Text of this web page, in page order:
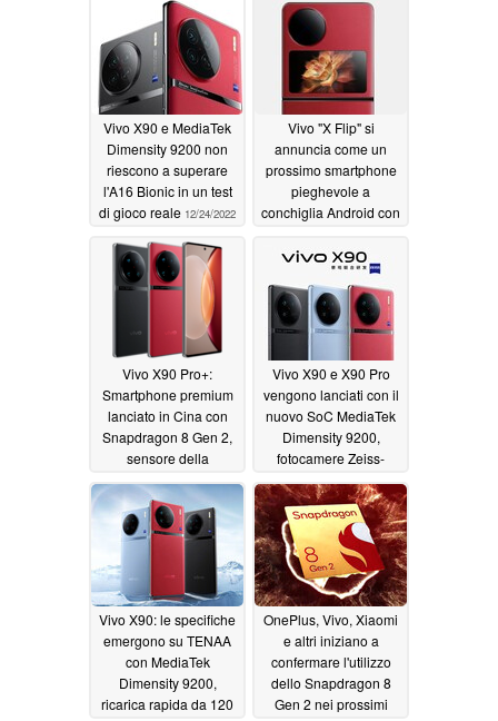
Vivo X90 e MediaTek
Dimensity 9200 non
riescono a superare
l'A16 Bionic in un test
di gioco reale 12/24/2022
Vivo "X Flip" si
annuncia come un
prossimo smartphone
pieghevole a
conchiglia Android con
12/18/2022
Vivo X90 Pro+:
Smartphone premium
lanciato in Cina con
Snapdragon 8 Gen 2,
sensore della
fotocamera da 1
pollice, ISP
personalizzato e un
prezzo esorbitante
Vivo X90 e X90 Pro
vengono lanciati con il
nuovo SoC MediaTek
Dimensity 9200,
fotocamere Zeiss-
tuned e display
AMOLED a 120Hz
11/23/2022
Vivo X90: le specifiche
emergono su TENAA
con MediaTek
Dimensity 9200,
ricarica rapida da 120
OnePlus, Vivo, Xiaomi
e altri iniziano a
confermare l'utilizzo
dello Snapdragon 8
Gen 2 nei prossimi